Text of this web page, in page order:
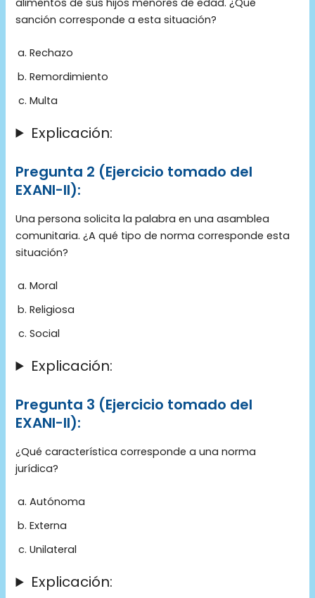
sanción corresponde a esta situación?
Rechazo
Remordimiento
Multa
Explicación:
Pregunta 2 (Ejercicio tomado del
EXANI-II):
Una persona solicita la palabra en una asamblea
comunitaria. ¿A qué tipo de norma corresponde esta
situación?
Moral
Religiosa
Social
Explicación:
Pregunta 3 (Ejercicio tomado del
EXANI-II):
¿Qué característica corresponde a una norma
jurídica?
Autónoma
Externa
Unilateral
Explicación: